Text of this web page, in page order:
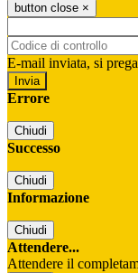
button close ×
E-mail inviata, si
Errore
Chiudi
Successo
Chiudi
Informazione
Chiudi
Attendere...
Attendere il